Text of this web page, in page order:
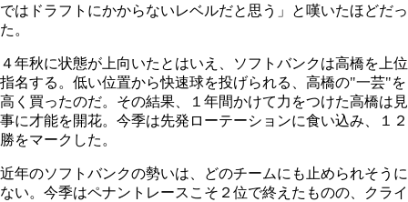
ではドラフトにかからないレベルだと思う」と嘆いたほどだっ
た。
４年秋に状態が上向いたとはいえ、ソフトバンクは高橋を上位
指名する。低い位置から快速球を投げられる、高橋の"一芸"を
高く買ったのだ。その結果、１年間かけて力をつけた高橋は見
事に才能を開花。今季は先発ローテーションに食い込み、１２
勝をマークした。
近年のソフトバンクの勢いは、どのチームにも止められそうに
ない。今季はペナントレースこそ２位で終えたものの、クライ